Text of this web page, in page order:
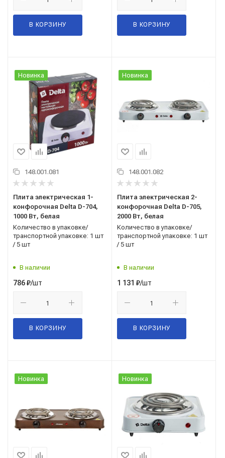
В КОРЗИНУ В КОРЗИНУ
Новинка
148.001.081
Плита электрическая 1-
конфорочная Delta D-704,
1000 Вт, белая
Количество в упаковке/
транспортной упаковке: 1 шт
/ 5 шт
В наличии
786₽/шт
В КОРЗИНУ
Новинка
148.001.082
Плита электрическая 2-
конфорочная Delta D-705,
2000 Вт, белая
Количество в упаковке/
транспортной упаковке: 1 шт
/ 5 шт
В наличии
1 131 ₽/шт
В КОРЗИНУ
Новинка Новинка